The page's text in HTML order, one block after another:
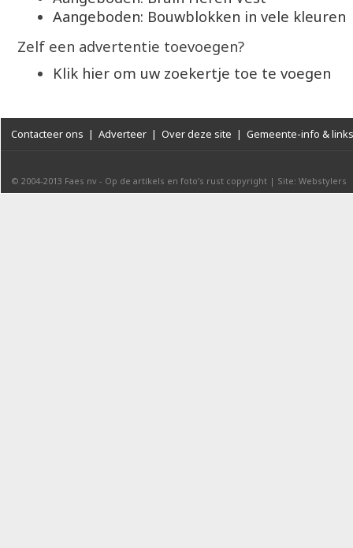
Aangeboden: Bouwblokken in vele kleuren
Zelf een advertentie toevoegen?
Klik hier om uw zoekertje toe te voegen
Contacteer ons | Adverteer | Over deze site | Gemeente-info & links
© 2004-2013 Faes nv - Op de artikels en foto’s rust copyright | Site: Webstylers